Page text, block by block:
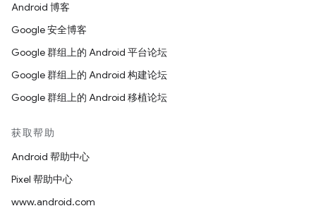
Android 博客
Google 安全博客
Google 群组上的 Android 平台论坛
Google 群组上的 Android 构建论坛
Google 群组上的 Android 移植论坛
获取帮助
Android 帮助中心
Pixel 帮助中心
www.android.com